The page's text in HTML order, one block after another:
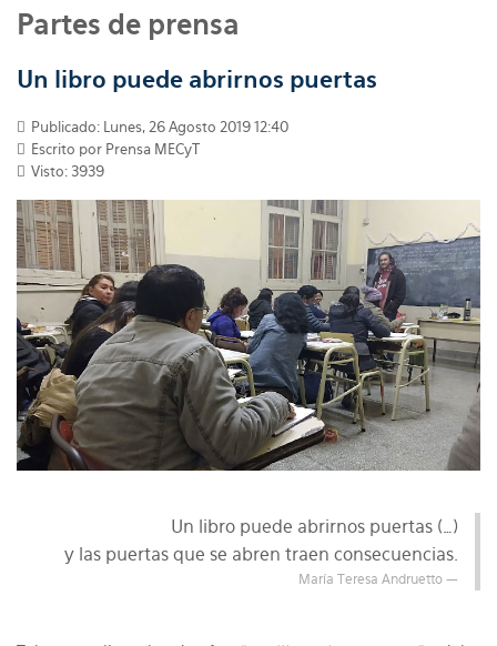
Partes de prensa
Un libro puede abrirnos puertas
Publicado: Lunes, 26 Agosto 2019 12:40
Escrito por Prensa MECyT
Visto: 3939
Un libro puede abrirnos puertas (…)
y las puertas que se abren traen consecuencias.
María Teresa Andruetto